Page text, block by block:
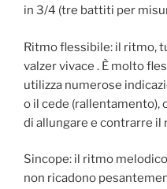
in 3/4 (tre battiti per
Ritmo flessibile: il ritmo,
valzer vivace . È molto
utilizza numerose
o il cede (rallentamento),
di allungare e contrarre il
Sincope: il ritmo
non ricadono